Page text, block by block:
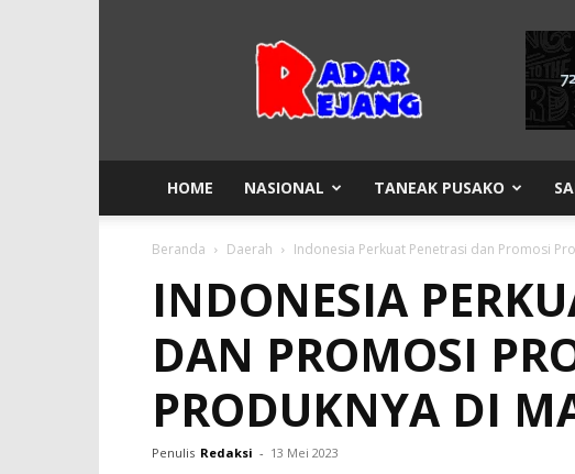
Rejang
HOME NASIONAL TANEAK PUSAKO
Beranda Daerah Indonesia Perkuat Penetrasi dan Promosi
INDONESIA
DAN PROMOSI
PRODUKNYA DI
Penulis Redaksi - 13 Mei 2023